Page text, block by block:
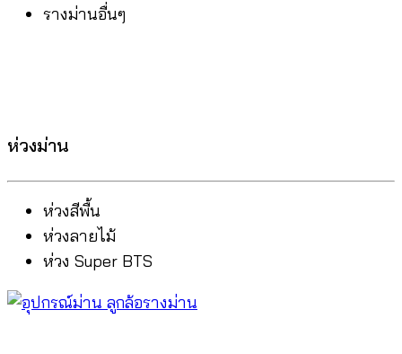
รางม่านอื่นๆ
ห่วงม่าน
ห่วงสีพื้น
ห่วงลายไม้
ห่วง Super BTS